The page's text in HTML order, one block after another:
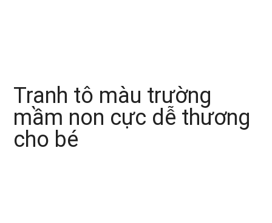
Tranh tô màu trường
mầm non cực dễ thương
cho bé